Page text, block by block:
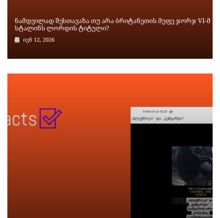
ნამდვილად შესთავაზა თუ არა ბრიტანეთის მეფე ჯორჯ VI-მ
სტალინს ლორდის ტიტული?
ივნ 12, 2026